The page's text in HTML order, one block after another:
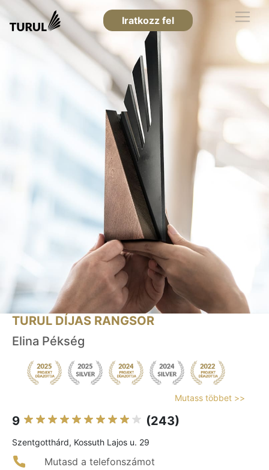
Iratkozz fel
TURUL DÍJAS RANGSOR
Elina Pékség
Mutass többet >>
9 (243)
Szentgotthárd, Kossuth Lajos u. 29
Mutasd a telefonszámot